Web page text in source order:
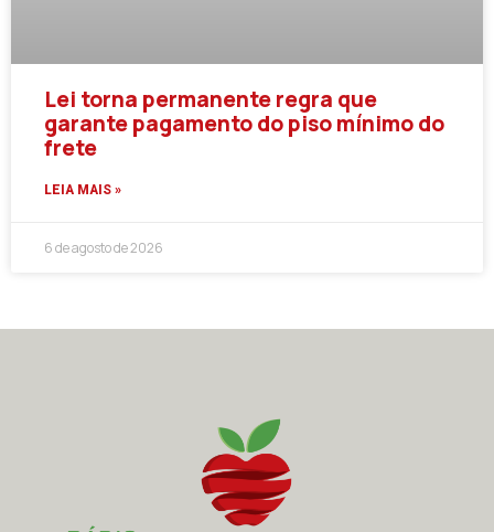
Lei torna permanente regra que
garante pagamento do piso mínimo do
frete
LEIA MAIS »
6 de agosto de 2026